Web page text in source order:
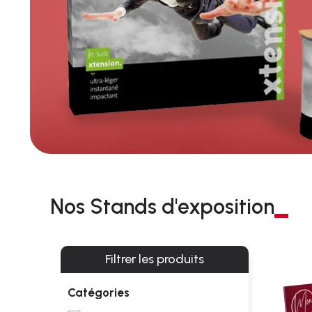
Nos Stands d'exposition
Filtrer les produits
Catégories